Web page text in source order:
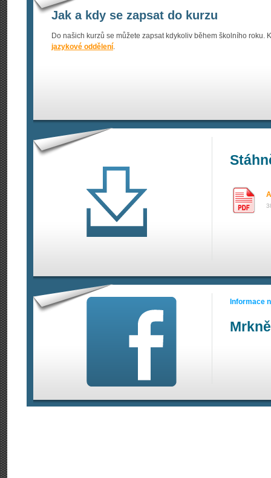
Jak a kdy se zapsat do kurzu
Do našich kurzů se můžete zapsat kdykoliv během školního roku.
jazykové oddělení.
Informace